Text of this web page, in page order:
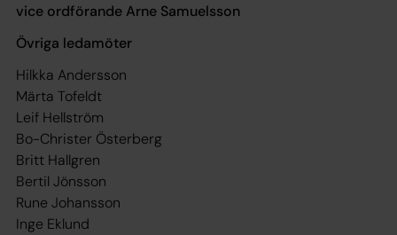
vice ordförande Arne Samuelsson
Övriga ledamöter
Hilkka Andersson
Märta Tofeldt
Leif Hellström
Bo-Christer Österberg
Britt Hallgren
Bertil Jönsson
Rune Johansson
Inge Eklund